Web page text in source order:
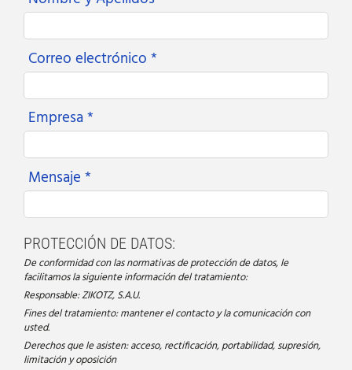
Correo electrónico *
Empresa *
Mensaje *
PROTECCIÓN DE DATOS:
De conformidad con las normativas de protección de datos, le
facilitamos la siguiente información del tratamiento:
Responsable: ZIKOTZ, S.A.U.
Fines del tratamiento: mantener el contacto y la comunicación con
usted.
Derechos que le asisten: acceso, rectificación, portabilidad, supresión,
limitación y oposición